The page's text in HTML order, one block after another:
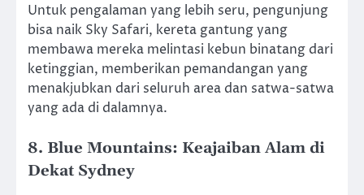
Untuk pengalaman yang lebih seru, pengunjung
bisa naik Sky Safari, kereta gantung yang
membawa mereka melintasi kebun binatang dari
ketinggian, memberikan pemandangan yang
menakjubkan dari seluruh area dan satwa-satwa
yang ada di dalamnya.
8. Blue Mountains: Keajaiban Alam di
Dekat Sydney